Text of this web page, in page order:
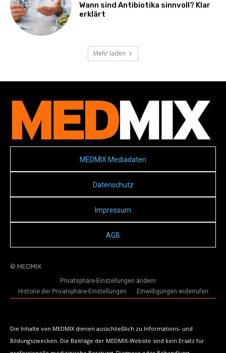
Wann sind Antibiotika sinnvoll? Klar
erklärt
Mehr laden
MEDMIX Mediadaten
Datenschutz
Impressum
AGB
© MEDMIX
Privatsphäre-Einstellungen ändern
Historie der Privatsphäre-Einstellungen
Einwilligungen widerrufen
Die Inhalte von MEDMIX dienen ausschließlich zu Informations- und
Bildungszwecken. Die Beiträge der MEDMIX-Website sind kein Ersatz für